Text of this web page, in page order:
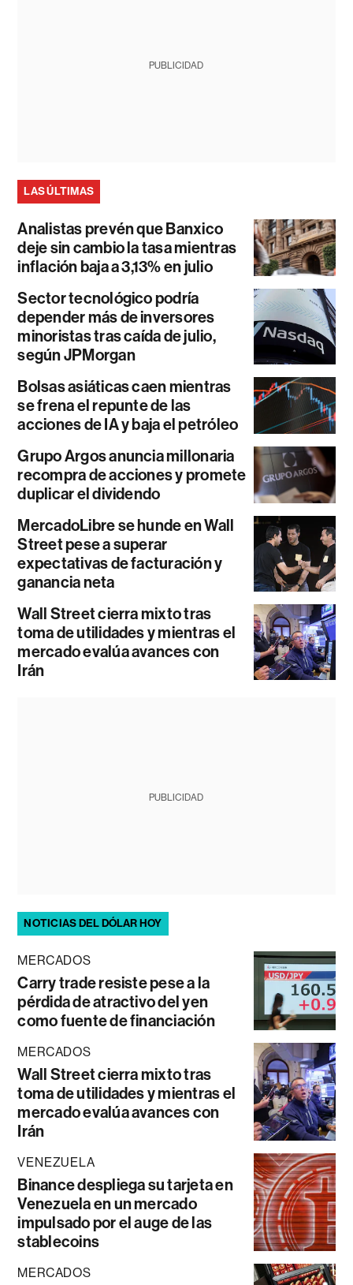
PUBLICIDAD
LAS ÚLTIMAS
Analistas prevén que Banxico
deje sin cambio la tasa mientras
inflación baja a 3,13% en julio
Sector tecnológico podría
depender más de inversores
minoristas tras caída de julio,
según JPMorgan
Bolsas asiáticas caen mientras
se frena el repunte de las
acciones de IA y baja el petróleo
Grupo Argos anuncia millonaria
recompra de acciones y promete
duplicar el dividendo
MercadoLibre se hunde en Wall
Street pese a superar
expectativas de facturación y
ganancia neta
Wall Street cierra mixto tras
toma de utilidades y mientras el
mercado evalúa avances con
Irán
PUBLICIDAD
NOTICIAS DEL DÓLAR HOY
MERCADOS
Carry trade resiste pese a la
pérdida de atractivo del yen
como fuente de financiación
MERCADOS
Wall Street cierra mixto tras
toma de utilidades y mientras el
mercado evalúa avances con
Irán
VENEZUELA
Binance despliega su tarjeta en
Venezuela en un mercado
impulsado por el auge de las
stablecoins
MERCADOS